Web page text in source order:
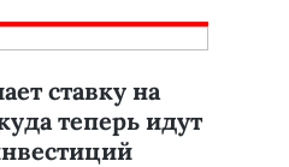
ставку на
теперь идут